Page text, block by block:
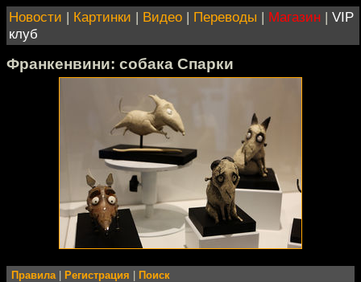
Новости | Картинки | Видео | Переводы | Магазин | VIP
клуб
Франкенвини: собака Спарки
Правила Регистрация Поиск